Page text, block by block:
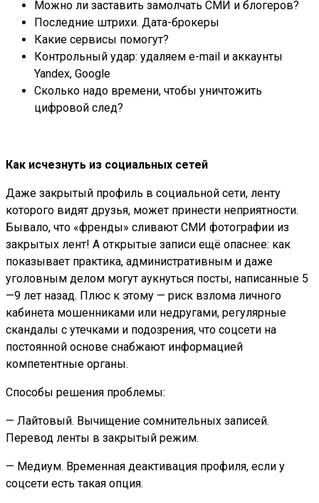
Можно ли заставить замолчать СМИ и блогеров?
Последние штрихи. Дата-брокеры
Какие сервисы помогут?
Контрольный удар: удаляем e-mail и аккаунты
Yandex, Google
Сколько надо времени, чтобы уничтожить
цифровой след?
Как исчезнуть из социальных сетей
Даже закрытый профиль в социальной сети, ленту
которого видят друзья, может принести неприятности.
Бывало, что «френды» сливают СМИ фотографии из
закрытых лент! А открытые записи ещё опаснее: как
показывает практика, административным и даже
уголовным делом могут аукнуться посты, написанные 5
—9 лет назад. Плюс к этому — риск взлома личного
кабинета мошенниками или недругами, регулярные
скандалы с утечками и подозрения, что соцсети на
постоянной основе снабжают информацией
компетентные органы.
Способы решения проблемы:
— Лайтовый. Вычищение сомнительных записей.
Перевод ленты в закрытый режим.
— Медиум. Временная деактивация профиля, если у
соцсети есть такая опция.